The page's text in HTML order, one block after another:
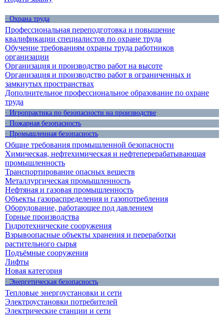
· Охрана труда
Профессиональная переподготовка и повышение
квалификации специалистов по охране труда
Обучение требованиям охраны труда работников
организации
Организация и производство работ на высоте
Организация и производство работ в ограниченных и
замкнутых пространствах
Дополнительное профессиональное образование по охране
труда
· Игропрактика по безопасности на производстве
· Пожарная безопасность
· Промышленная безопасность
Общие требования промышленной безопасности
Химическая, нефтехимическая и нефтеперерабатывающая
промышленность
Транспортирование опасных веществ
Металлургическая промышленность
Нефтяная и газовая промышленность
Объекты газораспределения и газопотребления
Оборудование, работающее под давлением
Горные производства
Гидротехнические сооружения
Взрывоопасные объекты хранения и переработки
растительного сырья
Подъёмные сооружения
Лифты
Новая категория
· Энергетическая безопасность
Тепловые энергоустановки и сети
Электроустановки потребителей
Электрические станции и сети